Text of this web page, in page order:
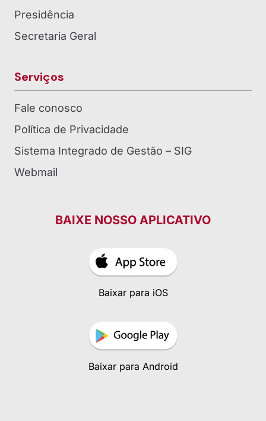
Presidência
Secretaria Geral
Serviços
Fale conosco
Política de Privacidade
Sistema Integrado de Gestão – SIG
Webmail
BAIXE NOSSO APLICATIVO
Baixar para iOS
Baixar para Android